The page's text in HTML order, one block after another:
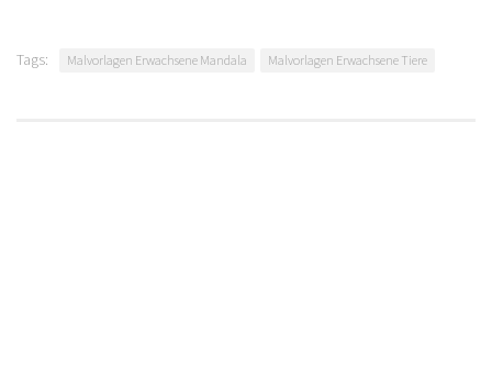
Tags: Malvorlagen Erwachsene Mandala Malvorlagen Erwachsene Tiere